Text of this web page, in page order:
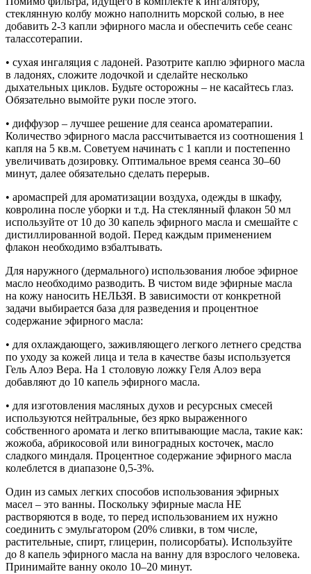
стеклянную колбу можно наполнить морской солью, в нее
добавить 2-3 капли эфирного масла и обеспечить себе сеанс
талассотерапии.
• сухая ингаляция с ладоней. Разотрите каплю эфирного масла
в ладонях, сложите лодочкой и сделайте несколько
дыхательных циклов. Будьте осторожны – не касайтесь глаз.
Обязательно вымойте руки после этого.
• диффузор – лучшее решение для сеанса ароматерапии.
Количество эфирного масла рассчитывается из соотношения 1
капля на 5 кв.м. Советуем начинать с 1 капли и постепенно
увеличивать дозировку. Оптимальное время сеанса 30–60
минут, далее обязательно сделать перерыв.
• аромаспрей для ароматизации воздуха, одежды в шкафу,
ковролина после уборки и т.д. На стеклянный флакон 50 мл
используйте от 10 до 30 капель эфирного масла и смешайте с
дистиллированной водой. Перед каждым применением
флакон необходимо взбалтывать.
Для наружного (дермального) использования любое эфирное
масло необходимо разводить. В чистом виде эфирные масла
на кожу наносить НЕЛЬЗЯ. В зависимости от конкретной
задачи выбирается база для разведения и процентное
содержание эфирного масла:
• для охлаждающего, заживляющего легкого летнего средства
по уходу за кожей лица и тела в качестве базы используется
Гель Алоэ Вера. На 1 столовую ложку Геля Алоэ вера
добавляют до 10 капель эфирного масла.
• для изготовления масляных духов и ресурсных смесей
используются нейтральные, без ярко выраженного
собственного аромата и легко впитывающие масла, такие как:
жожоба, абрикосовой или виноградных косточек, масло
сладкого миндаля. Процентное содержание эфирного масла
колеблется в диапазоне 0,5-3%.
Один из самых легких способов использования эфирных
масел – это ванны. Поскольку эфирные масла НЕ
растворяются в воде, то перед использованием их нужно
соединить с эмульгатором (20% сливки, в том числе,
растительные, спирт, глицерин, полисорбаты). Используйте
до 8 капель эфирного масла на ванну для взрослого человека.
Принимайте ванну около 10–20 минут.